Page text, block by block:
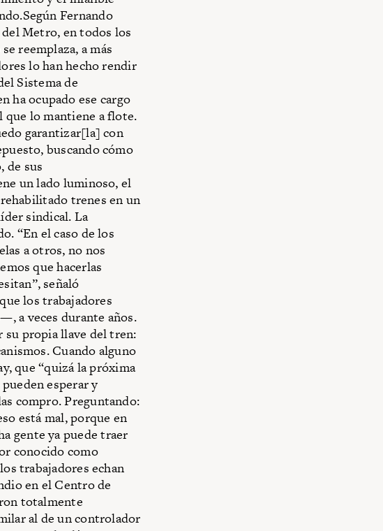
Fernando
Metro, en todos los
reemplaza, a más
lo han hecho rendir
Sistema de
ocupado ese cargo
que lo mantiene a flote.
garantizar[la] con
buscando cómo
de sus
un lado luminoso, el
trenes en un
sindical. La
“En el caso de los
a otros, no nos
que hacerlas
señaló
los trabajadores
a veces durante años.
su propia llave del tren:
Cuando alguno
que “quizá la próxima
esperar y
compro. Preguntando:
está mal, porque en
gente ya puede traer
conocido como
trabajadores echan
en el Centro de
totalmente
al de un controlador